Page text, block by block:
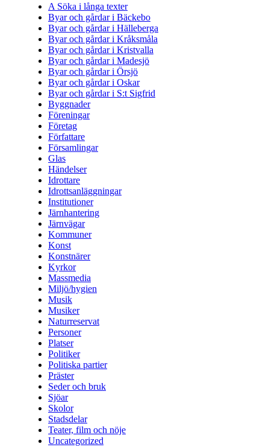
A Söka i långa texter
Byar och gårdar i Bäckebo
Byar och gårdar i Hälleberga
Byar och gårdar i Kråksmåla
Byar och gårdar i Kristvalla
Byar och gårdar i Madesjö
Byar och gårdar i Örsjö
Byar och gårdar i Oskar
Byar och gårdar i S:t Sigfrid
Byggnader
Föreningar
Företag
Författare
Församlingar
Glas
Händelser
Idrottare
Idrottsanläggningar
Institutioner
Järnhantering
Järnvägar
Kommuner
Konst
Konstnärer
Kyrkor
Massmedia
Miljö/hygien
Musik
Musiker
Naturreservat
Personer
Platser
Politiker
Politiska partier
Präster
Seder och bruk
Sjöar
Skolor
Stadsdelar
Teater, film och nöje
Uncategorized